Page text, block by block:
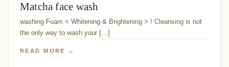
Matcha face wash
washing Foam < Whitening & Brightening > ! Cleansing is not
the only way to wash your […]
READ MORE →